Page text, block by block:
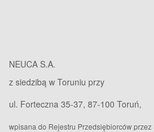
NEUCA S.A.
z siedzibą w Toruniu przy
ul. Forteczna 35-37, 87-100 Toruń,
wpisana do Rejestru Przedsiębiorców